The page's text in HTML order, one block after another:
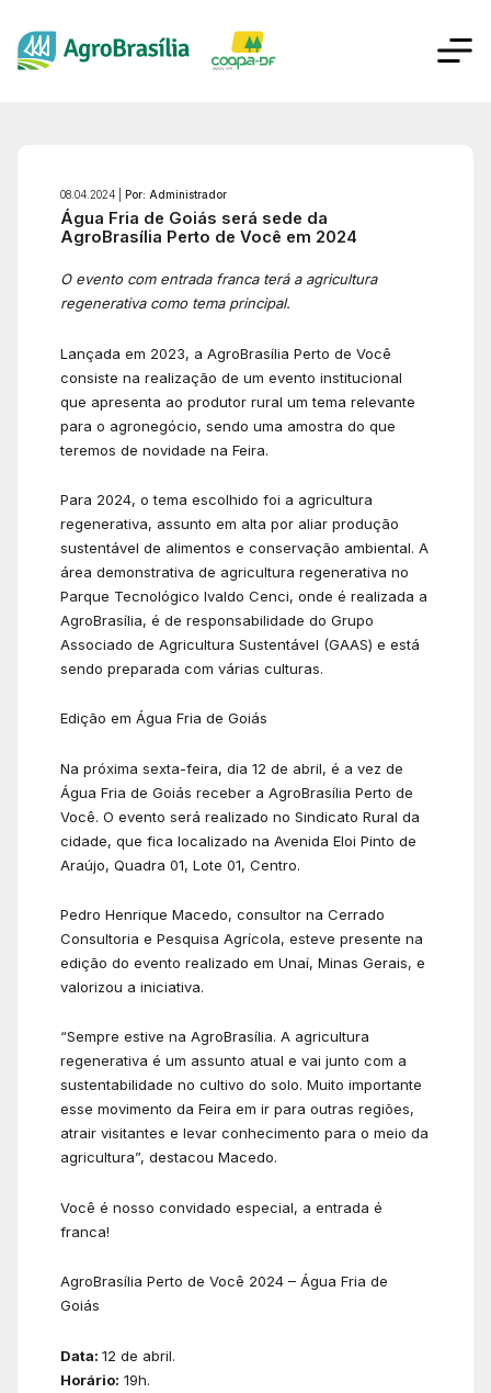
08.04.2024 | Por: Administrador
Água Fria de Goiás será sede da
AgroBrasília Perto de Você em 2024
O evento com entrada franca terá a agricultura
regenerativa como tema principal.
Lançada em 2023, a AgroBrasília Perto de Você
consiste na realização de um evento institucional
que apresenta ao produtor rural um tema relevante
para o agronegócio, sendo uma amostra do que
teremos de novidade na Feira.
Para 2024, o tema escolhido foi a agricultura
regenerativa, assunto em alta por aliar produção
sustentável de alimentos e conservação ambiental. A
área demonstrativa de agricultura regenerativa no
Parque Tecnológico Ivaldo Cenci, onde é realizada a
AgroBrasília, é de responsabilidade do Grupo
Associado de Agricultura Sustentável (GAAS) e está
sendo preparada com várias culturas.
Edição em Água Fria de Goiás
Na próxima sexta-feira, dia 12 de abril, é a vez de
Água Fria de Goiás receber a AgroBrasília Perto de
Você. O evento será realizado no Sindicato Rural da
cidade, que fica localizado na Avenida Eloi Pinto de
Araújo, Quadra 01, Lote 01, Centro.
Pedro Henrique Macedo, consultor na Cerrado
Consultoria e Pesquisa Agrícola, esteve presente na
edição do evento realizado em Unaí, Minas Gerais, e
valorizou a iniciativa.
“Sempre estive na AgroBrasília. A agricultura
regenerativa é um assunto atual e vai junto com a
sustentabilidade no cultivo do solo. Muito importante
esse movimento da Feira em ir para outras regiões,
atrair visitantes e levar conhecimento para o meio da
agricultura”, destacou Macedo.
Você é nosso convidado especial, a entrada é
franca!
AgroBrasília Perto de Você 2024 – Água Fria de
Goiás
Data: 12 de abril.
Horário: 19h.